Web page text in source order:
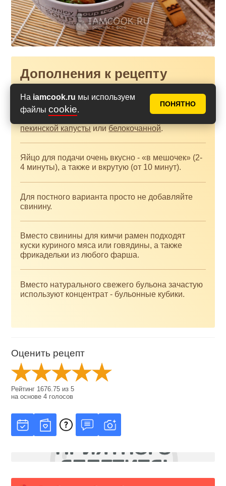
На iamcook.ru мы используем
файлы cookie.
ПОНЯТНО
Дополнения к рецепту
Если в продаже не найдете капусту кимчи, то
можете приготовить её вариацию
самостоятельно по рецепту с сайта -
пекинской капустыилибелокочанной.
Яйцо для подачи очень вкусно - «в мешочек» (2-
4 минуты), а также и вкрутую (от 10 минут).
Для постного варианта просто не добавляйте
свинину.
Вместо свинины для кимчи рамен подходят
куски куриного мяса или говядины, а также
фрикадельки из любого фарша.
Вместо натурального свежего бульона зачастую
используют концентрат - бульонные кубики.
Оценить рецепт
Рейтинг 1676.75 из5
на основе4 голосов